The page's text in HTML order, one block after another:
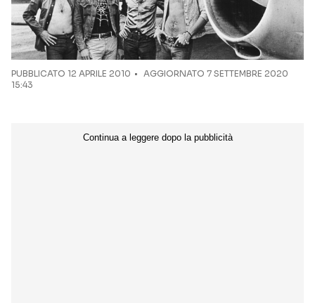
PUBBLICATO 12 APRILE 2010
AGGIORNATO 7 SETTEMBRE 2020
15:43